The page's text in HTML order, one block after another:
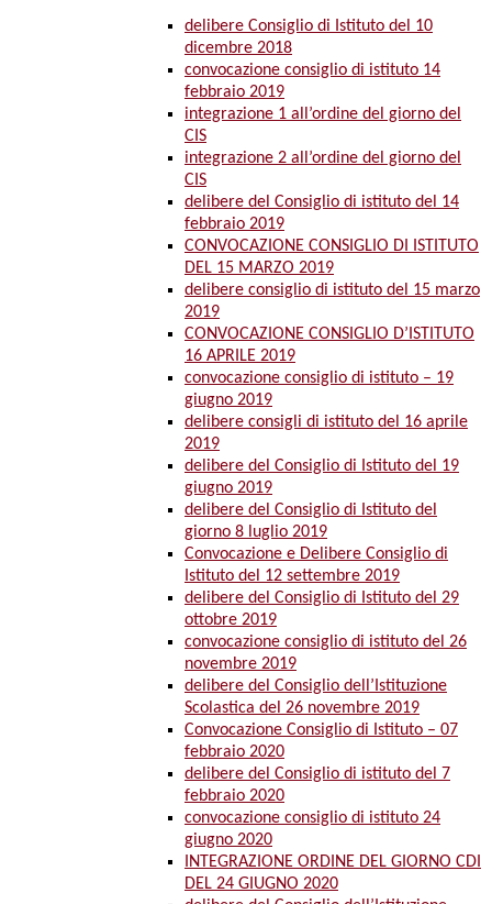
delibere Consiglio di Istituto del 10
dicembre 2018
convocazione consiglio di istituto 14
febbraio 2019
integrazione 1 all’ordine del giorno del
CIS
integrazione 2 all’ordine del giorno del
CIS
delibere del Consiglio di istituto del 14
febbraio 2019
CONVOCAZIONE CONSIGLIO DI ISTITUTO
DEL 15 MARZO 2019
delibere consiglio di istituto del 15 marzo
2019
CONVOCAZIONE CONSIGLIO D’ISTITUTO
16 APRILE 2019
convocazione consiglio di istituto – 19
giugno 2019
delibere consigli di istituto del 16 aprile
2019
delibere del Consiglio di Istituto del 19
giugno 2019
delibere del Consiglio di Istituto del
giorno 8 luglio 2019
Convocazione e Delibere Consiglio di
Istituto del 12 settembre 2019
delibere del Consiglio di Istituto del 29
ottobre 2019
convocazione consiglio di istituto del 26
novembre 2019
delibere del Consiglio dell’Istituzione
Scolastica del 26 novembre 2019
Convocazione Consiglio di Istituto – 07
febbraio 2020
delibere del Consiglio di istituto del 7
febbraio 2020
convocazione consiglio di istituto 24
giugno 2020
INTEGRAZIONE ORDINE DEL GIORNO CDI
DEL 24 GIUGNO 2020